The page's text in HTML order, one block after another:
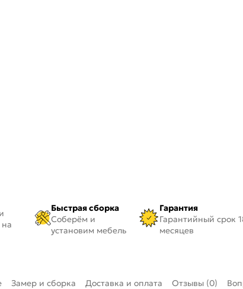
Быстрая сборка
Соберём и
установим мебель
Гарантия
Гарантийный срок
месяцев
Замер и сборка Доставка и оплата Отзывы (0)